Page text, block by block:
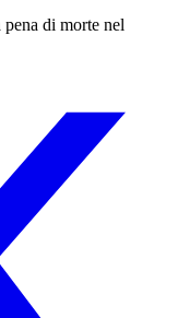
di morte nel